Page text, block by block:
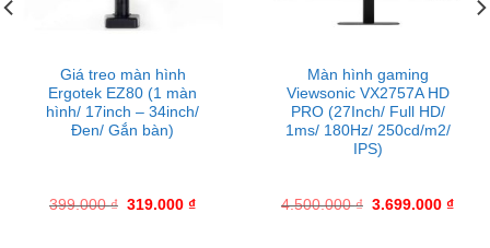
Giá treo màn hình
Ergotek EZ80 (1 màn
hình/ 17inch – 34inch/
Đen/ Gắn bàn)
399.000₫ 319.000₫
Màn hình gaming
Viewsonic VX2757A HD
PRO (27Inch/ Full HD/
1ms/ 180Hz/ 250cd/m2/
IPS)
4.500.000₫ 3.699.000₫